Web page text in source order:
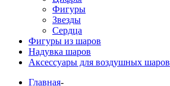
Фигуры
Звезды
Сердца
Фигуры из шаров
Надувка шаров
Аксессуары для воздушных шаров
Главная-